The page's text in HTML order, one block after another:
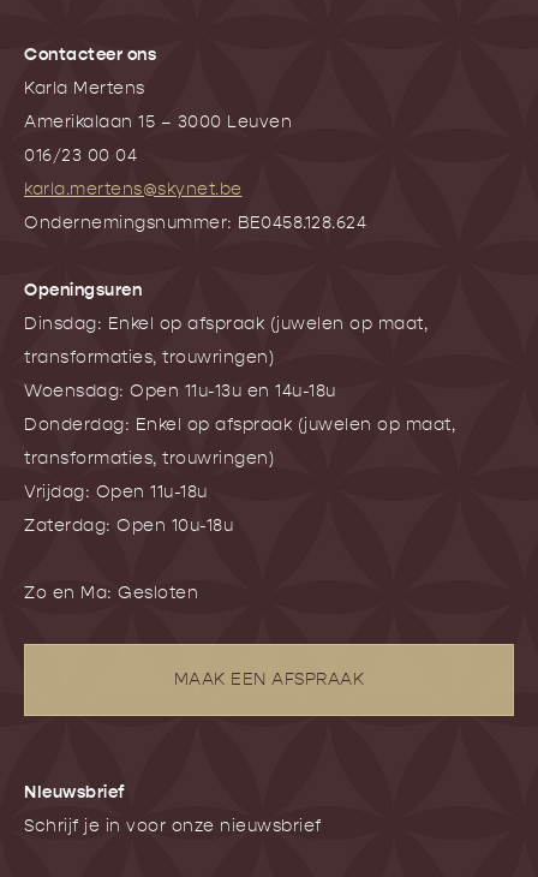
Contacteer ons
Karla Mertens
Amerikalaan 15 – 3000 Leuven
016/23 00 04
karla.mertens@skynet.be
Ondernemingsnummer: BE0458.128.624
Openingsuren
Dinsdag: Enkel op afspraak (juwelen op maat,
transformaties, trouwringen)
Woensdag: Open 11u-13u en 14u-18u
Donderdag: Enkel op afspraak (juwelen op maat,
transformaties, trouwringen)
Vrijdag: Open 11u-18u
Zaterdag: Open 10u-18u
Zo en Ma: Gesloten
MAAK EEN AFSPRAAK
NIeuwsbrief
Schrijf je in voor onze nieuwsbrief